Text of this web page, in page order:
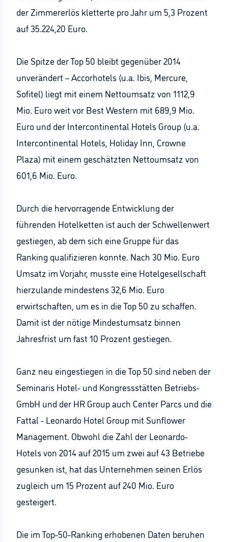
der Zimmererlös kletterte pro Jahr um 5,3 Prozent
auf 35.224,20 Euro.
Die Spitze der Top 50 bleibt gegenüber 2014
unverändert – Accorhotels (u.a. Ibis, Mercure,
Sofitel) liegt mit einem Nettoumsatz von 1112,9
Mio. Euro weit vor Best Western mit 689,9 Mio.
Euro und der Intercontinental Hotels Group (u.a.
Intercontinental Hotels, Holiday Inn, Crowne
Plaza) mit einem geschätzten Nettoumsatz von
601,6 Mio. Euro.
Durch die hervorragende Entwicklung der
führenden Hotelketten ist auch der Schwellenwert
gestiegen, ab dem sich eine Gruppe für das
Ranking qualifizieren konnte. Nach 30 Mio. Euro
Umsatz im Vorjahr, musste eine Hotelgesellschaft
hierzulande mindestens 32,6 Mio. Euro
erwirtschaften, um es in die Top 50 zu schaffen.
Damit ist der nötige Mindestumsatz binnen
Jahresfrist um fast 10 Prozent gestiegen.
Ganz neu eingestiegen in die Top 50 sind neben der
Seminaris Hotel- und Kongressstätten Betriebs-
GmbH und der HR Group auch Center Parcs und die
Fattal - Leonardo Hotel Group mit Sunflower
Management. Obwohl die Zahl der Leonardo-
Hotels von 2014 auf 2015 um zwei auf 43 Betriebe
gesunken ist, hat das Unternehmen seinen Erlös
zugleich um 15 Prozent auf 240 Mio. Euro
gesteigert.
Die im Top-50-Ranking erhobenen Daten beruhen